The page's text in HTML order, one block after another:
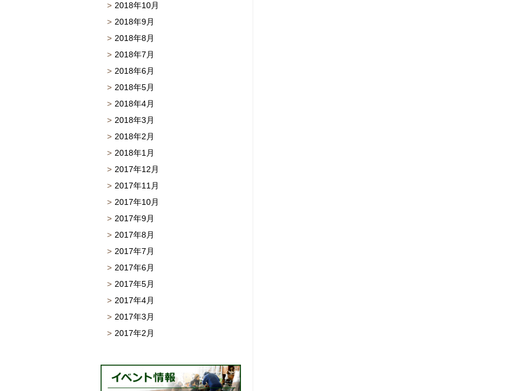
2018年10月
2018年9月
2018年8月
2018年7月
2018年6月
2018年5月
2018年4月
2018年3月
2018年2月
2018年1月
2017年12月
2017年11月
2017年10月
2017年9月
2017年8月
2017年7月
2017年6月
2017年5月
2017年4月
2017年3月
2017年2月